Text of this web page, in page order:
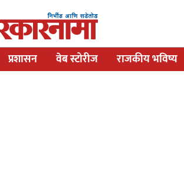
प्रशासन वेब स्टोरीज राजकीय भविष्य